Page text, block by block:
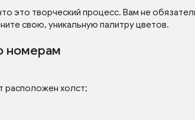
это творческий процесс. Вам не
свою, уникальную палитру цветов.
номерам
расположен холст;